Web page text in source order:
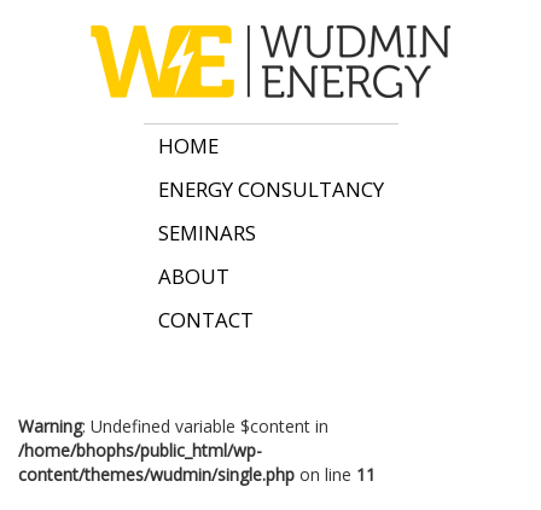
HOME
ENERGY CONSULTANCY
SEMINARS
ABOUT
CONTACT
Warning: Undefined variable $content in
/home/bhophs/public_html/wp-
content/themes/wudmin/single.php on line 11